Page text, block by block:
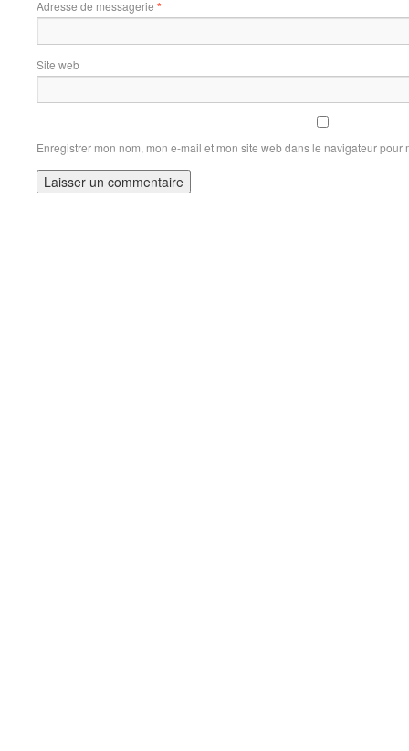
Adresse de messagerie *
Site web
Enregistrer mon nom, mon e-mail et mon site web dans le navigateur pour